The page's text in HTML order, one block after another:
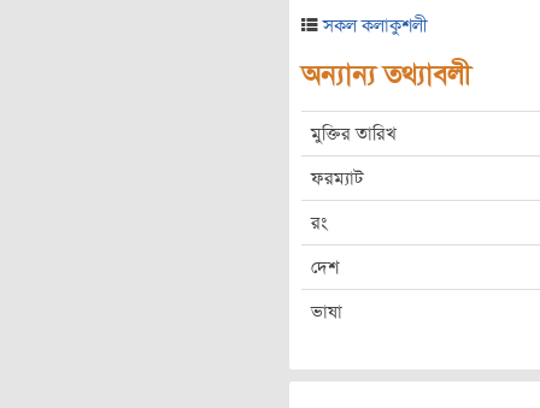
সকল কলাকুশলী
অন্যান্য তথ্যাবলী
মুক্তির তারিখ
ফরম্যাট
রং
দেশ
ভাষা